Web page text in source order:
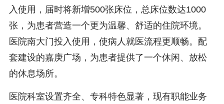
入使用，届时将新增500张床位，总床位数达1000
张，为患者营造一个更为温馨、舒适的住院环境。
医院南大门投入使用，使病人就医流程更顺畅。配
套建设的嘉庚广场，为患者提供了一个休闲、放松
的休息场所。
医院科室设置齐全、专科特色显著，现有职能业务